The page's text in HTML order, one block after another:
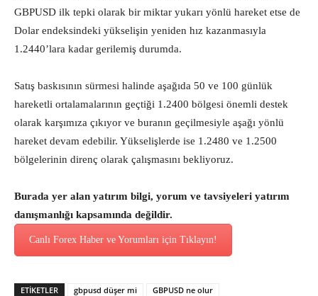
GBPUSD ilk tepki olarak bir miktar yukarı yönlü hareket etse de
Dolar endeksindeki yükselişin yeniden hız kazanmasıyla
1.2440’lara kadar gerilemiş durumda.
Satış baskısının sürmesi halinde aşağıda 50 ve 100 günlük
hareketli ortalamalarının geçtiği 1.2400 bölgesi önemli destek
olarak karşımıza çıkıyor ve buranın geçilmesiyle aşağı yönlü
hareket devam edebilir. Yükselişlerde ise 1.2480 ve 1.2500
bölgelerinin direnç olarak çalışmasını bekliyoruz.
Burada yer alan yatırım bilgi, yorum ve tavsiyeleri yatırım
danışmanlığı kapsamında değildir.
Canlı Forex Haber ve Yorumları için Tıklayın!
ETİKETLER gbpusd düşer mi
GBPUSD ne olur